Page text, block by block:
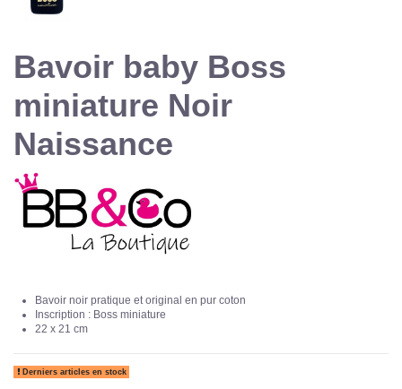
Bavoir baby Boss
miniature Noir
Naissance
Bavoir noir pratique et original en pur coton
Inscription : Boss miniature
22 x 21 cm
Derniers articles en stock